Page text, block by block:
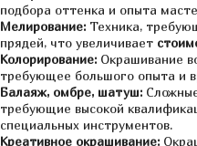
подбора оттенка и опыта
Мелирование: Техника,
прядей, что увеличивает
Колорирование: Окрашивание
требующее большого опыта и
Балаяж, омбре, шатуш:
требующие высокой
специальных инструментов.
Креативное окрашивание: